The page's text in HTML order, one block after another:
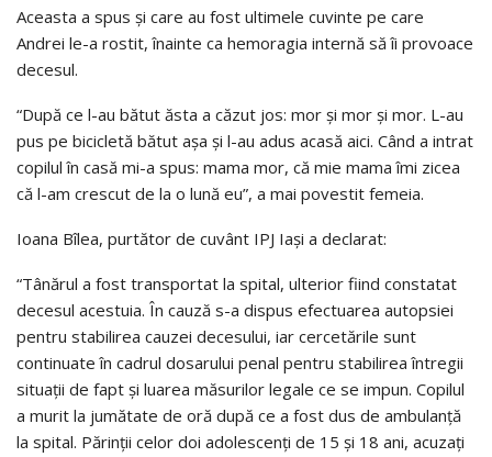
Aceasta a spus și care au fost ultimele cuvinte pe care
Andrei le-a rostit, înainte ca hemoragia internă să îi provoace
decesul.
“După ce l-au bătut ăsta a căzut jos: mor și mor și mor. L-au
pus pe bicicletă bătut așa și l-au adus acasă aici. Când a intrat
copilul în casă mi-a spus: mama mor, că mie mama îmi zicea
că l-am crescut de la o lună eu”, a mai povestit femeia.
Ioana Bîlea, purtător de cuvânt IPJ Iași a declarat:
“Tânărul a fost transportat la spital, ulterior fiind constatat
decesul acestuia. În cauză s-a dispus efectuarea autopsiei
pentru stabilirea cauzei decesului, iar cercetările sunt
continuate în cadrul dosarului penal pentru stabilirea întregii
situații de fapt și luarea măsurilor legale ce se impun. Copilul
a murit la jumătate de oră după ce a fost dus de ambulanță
la spital. Părinții celor doi adolescenți de 15 și 18 ani, acuzați